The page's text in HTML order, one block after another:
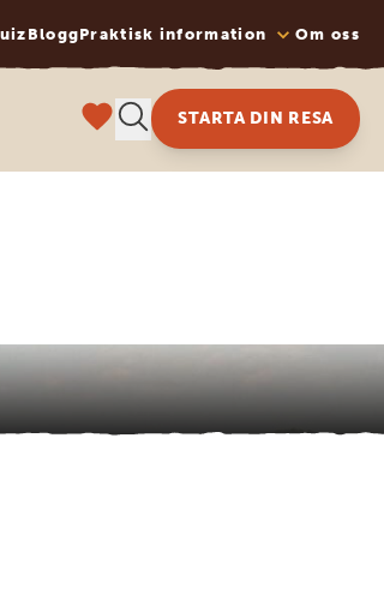
BloggPraktisk information Om oss
STARTA DIN RESA